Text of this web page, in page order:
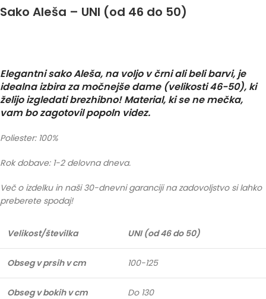
Sako Aleša – UNI (od 46 do 50)
Elegantni sako Aleša, na voljo v črni ali beli barvi, je
idealna izbira za močnejše dame (velikosti 46-50), ki
želijo izgledati brezhibno! Material, ki se ne mečka,
vam bo zagotovil popoln videz.
Poliester: 100%
Rok dobave: 1-2 delovna dneva.
Več o izdelku in naši 30-dnevni garanciji na zadovoljstvo si lahko
preberete spodaj!
Velikost/številka UNI (od 46 do 50)
Obseg v prsih v cm 100-125
Obseg v bokih v cm Do 130